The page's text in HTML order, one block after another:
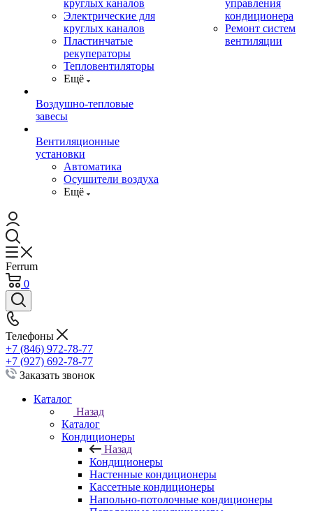
круглых каналов
Электрические для
круглых каналов
Пластинчатые
рекуператоры
Тепловентиляторы
Ещё
Воздушно-тепловые
завесы
Вентиляционные
установки
Автоматика
Осушители воздуха
Ещё
управления
кондиционера
Ремонт систем
вентиляции
Ferrum
0
Телефоны
+7 (846) 972-78-77
+7 (927) 692-78-77
Заказать звонок
Каталог
Назад
Каталог
Кондиционеры
Назад
Кондиционеры
Настенные кондиционеры
Кассетные кондиционеры
Напольно-потолочные кондиционеры